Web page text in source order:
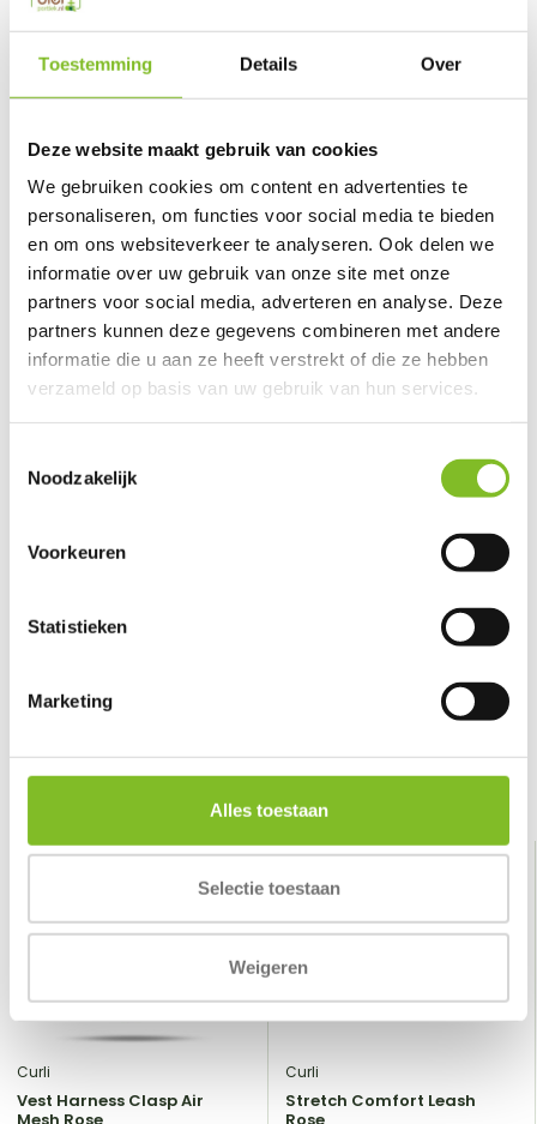
Toestemming Details Over
Deze website maakt gebruik van cookies
We gebruiken cookies om content en advertenties te
personaliseren, om functies voor social media te bieden
en om ons websiteverkeer te analyseren. Ook delen we
informatie over uw gebruik van onze site met onze
partners voor social media, adverteren en analyse. Deze
partners kunnen deze gegevens combineren met andere
informatie die u aan ze heeft verstrekt of die ze hebben
verzameld op basis van uw gebruik van hun services.
Noodzakelijk
Voorkeuren
Statistieken
Marketing
Alles toestaan
Selectie toestaan
Weigeren
Send mail
Gerelateerde producten
Stretch Comfort
Leash ...
€19,99
Vest Harness Clasp
Air...
€24,49
Stretch Comfort
Leash ...
€19,99
0
Gerelateerde producten
Curli
Vest Harness Clasp Air
Mesh Rose
Curli
Stretch Comfort Leash
Rose